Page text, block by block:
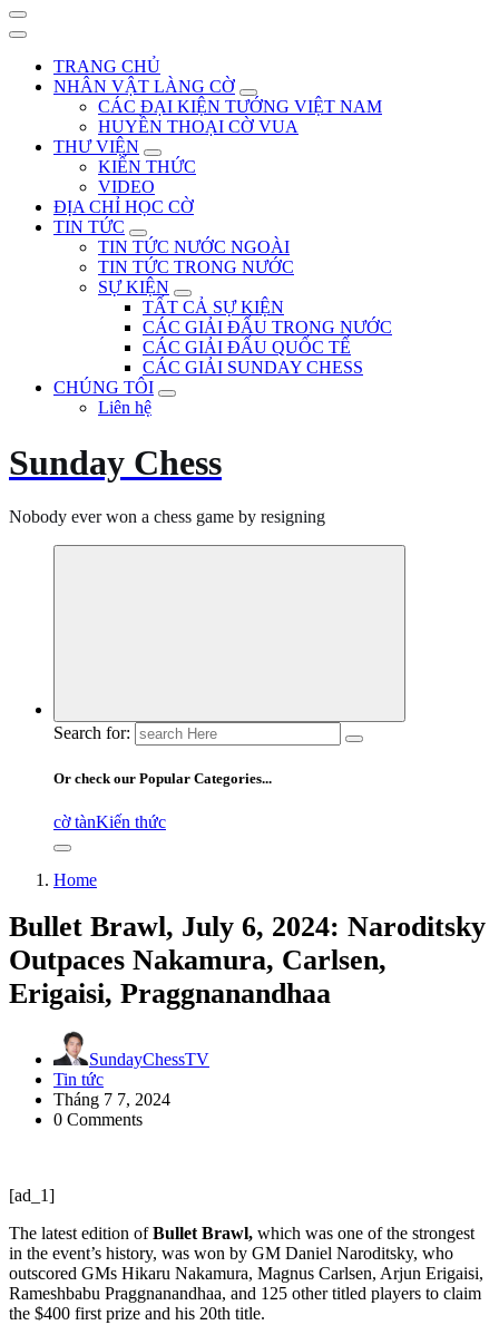
TRANG CHỦ
NHÂN VẬT LÀNG CỜ
CÁC ĐẠI KIỆN TƯỚNG VIỆT NAM
HUYỀN THOẠI CỜ VUA
THƯ VIỆN
KIẾN THỨC
VIDEO
ĐỊA CHỈ HỌC CỜ
TIN TỨC
TIN TỨC NƯỚC NGOÀI
TIN TỨC TRONG NƯỚC
SỰ KIỆN
TẤT CẢ SỰ KIỆN
CÁC GIẢI ĐẤU TRONG NƯỚC
CÁC GIẢI ĐẤU QUỐC TẾ
CÁC GIẢI SUNDAY CHESS
CHÚNG TÔI
Liên hệ
Sunday Chess
Nobody ever won a chess game by resigning
Search for:
Or check our Popular Categories...
cờ tànKiến thức
Home
Bullet Brawl, July 6, 2024: Naroditsky
Outpaces Nakamura, Carlsen,
Erigaisi, Praggnanandhaa
SundayChessTV
Tin tức
Tháng 7 7, 2024
0 Comments
[ad_1]
The latest edition ofBullet Brawl, which was one of the strongest
in the event’s history, was won by GM Daniel Naroditsky, who
outscored GMs Hikaru Nakamura, Magnus Carlsen, Arjun Erigaisi,
Rameshbabu Praggnanandhaa, and 125 other titled players to claim
the $400 first prize and his 20th title.